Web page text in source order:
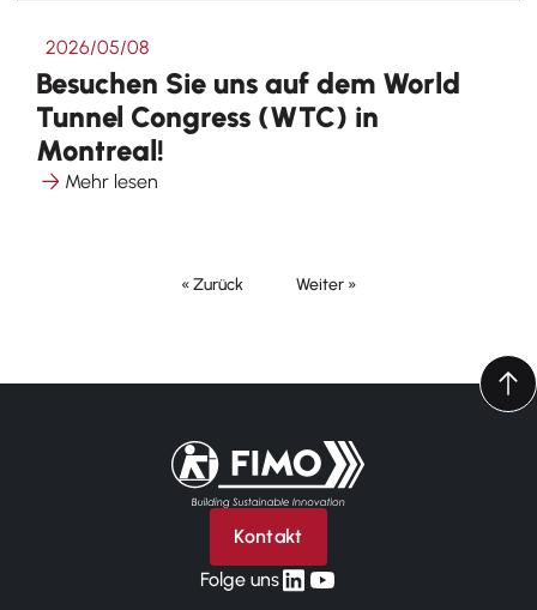
2026/05/08
Besuchen Sie uns auf dem World
Tunnel Congress (WTC) in
Montreal!
Mehr lesen
« Zurück Weiter »
Zurück zur Startseite
Kontakt
Folge unslinkedin
yt